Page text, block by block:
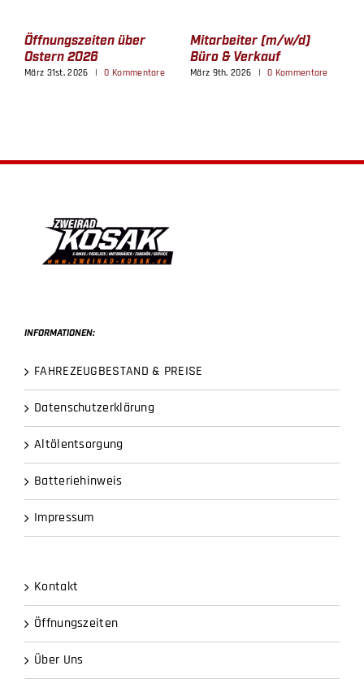
Öffnungszeiten über
Ostern 2026
März 31st, 2026 | 0 Kommentare
Mitarbeiter (m/w/d)
Büro & Verkauf
März 9th, 2026 | 0 Kommentare
INFORMATIONEN:
FAHREZEUGBESTAND & PREISE
Datenschutzerklärung
Altölentsorgung
Batteriehinweis
Impressum
Kontakt
Öffnungszeiten
Über Uns